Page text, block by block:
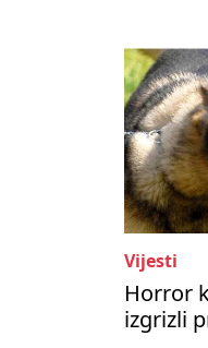
Vijesti
Horror
izgrizli